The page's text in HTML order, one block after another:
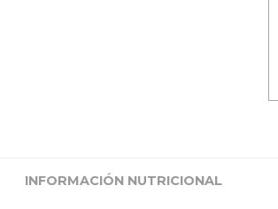
INFORMACIÓN NUTRICIONAL